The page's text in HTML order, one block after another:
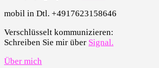
mobil in Dtl. +4917623158646
Verschlüsselt kommunizieren:
Schreiben Sie mir über Signal.
Über mich